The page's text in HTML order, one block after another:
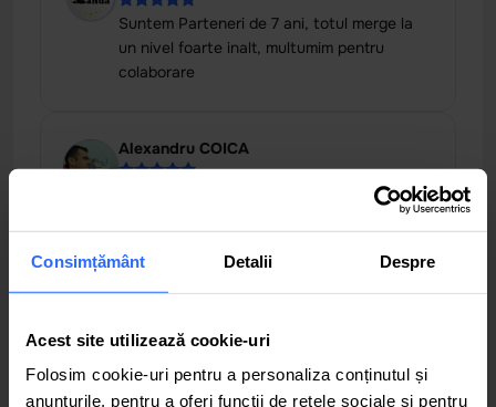
Consimțământ Detalii Despre
Acest site utilizează cookie-uri
Folosim cookie-uri pentru a personaliza conținutul și
anunțurile, pentru a oferi funcții de rețele sociale și pentru
Suntem Parteneri de 7 ani, totul merge la
un nivel foarte inalt, multumim pentru
colaborare
Alexandru COICA
De câteva luni utilizez serviciile de suport și
mentenanță a tehnicii de calcul și pot să
[ ... ]
Călin Solcan
Relatiile si atitudinea fata de clienti este la